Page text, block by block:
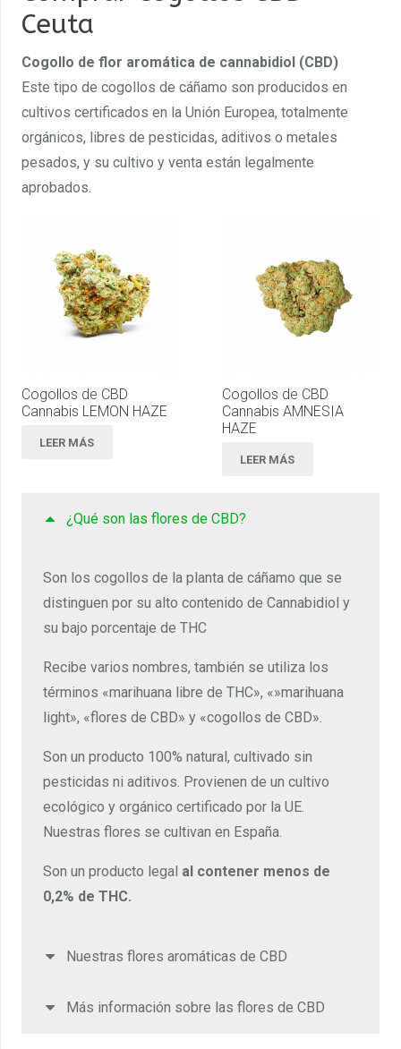
Ceuta
Cogollo de flor aromática de cannabidiol (CBD)
Este tipo de cogollos de cáñamo son producidos en
cultivos certificados en la Unión Europea, totalmente
orgánicos, libres de pesticidas, aditivos o metales
pesados, y su cultivo y venta están legalmente
aprobados.
Cogollos de CBD
Cannabis LEMON HAZE
LEER MÁS
Cogollos de CBD
Cannabis AMNESIA
HAZE
LEER MÁS
¿Qué son las flores de CBD?
Son los cogollos de la planta de cáñamo que se
distinguen por su alto contenido de Cannabidiol y
su bajo porcentaje de THC
Recibe varios nombres, también se utiliza los
términos «marihuana libre de THC», «»marihuana
light», «flores de CBD» y «cogollos de CBD».
Son un producto 100% natural, cultivado sin
pesticidas ni aditivos. Provienen de un cultivo
ecológico y orgánico certificado por la UE.
Nuestras flores se cultivan en España.
Son un producto legal al contener menos de
0,2% de THC.
Nuestras flores aromáticas de CBD
Más información sobre las flores de CBD